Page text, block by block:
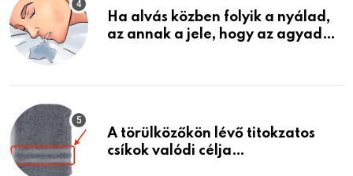
Ha alvás közben folyik a nyálad,
az annak a jele, hogy az agyad…
A törülközőkön lévő titokzatos
csíkok valódi célja…